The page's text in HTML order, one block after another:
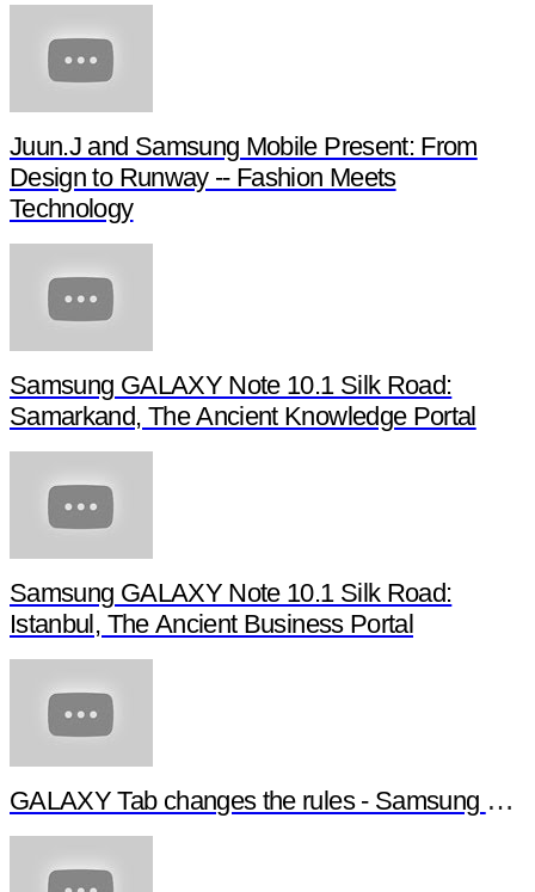
Juun.J and Samsung Mobile Present: From
Design to Runway -- Fashion Meets
Technology
Samsung GALAXY Note 10.1 Silk Road:
Samarkand, The Ancient Knowledge Portal
Samsung GALAXY Note 10.1 Silk Road:
Istanbul, The Ancient Business Portal
GALAXY Tab changes the rules - Samsung